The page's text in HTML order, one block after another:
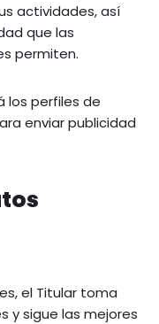
actividades, así
que las
permiten.
los perfiles de
enviar publicidad
el Titular toma
y sigue las mejores